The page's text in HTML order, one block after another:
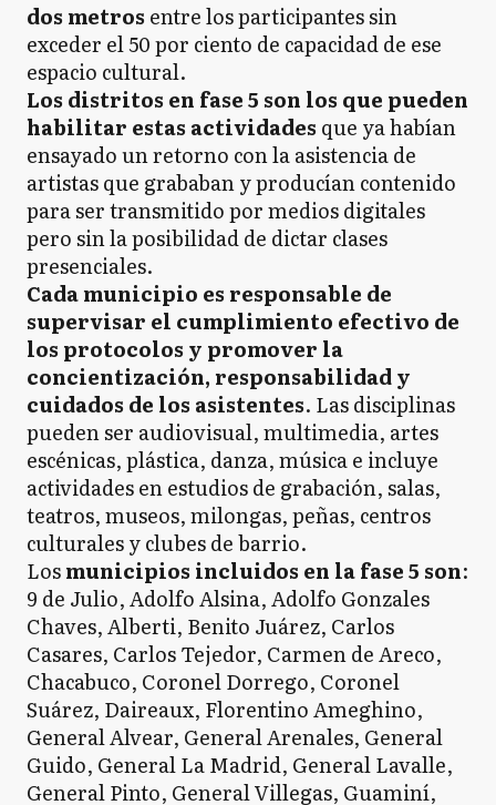
dos metros entre los participantes sin
exceder el 50 por ciento de capacidad de ese
espacio cultural.
Los distritos en fase 5 son los que pueden
habilitar estas actividades que ya habían
ensayado un retorno con la asistencia de
artistas que grababan y producían contenido
para ser transmitido por medios digitales
pero sin la posibilidad de dictar clases
presenciales.
Cada municipio es responsable de
supervisar el cumplimiento efectivo de
los protocolos y promover la
concientización, responsabilidad y
cuidados de los asistentes. Las disciplinas
pueden ser audiovisual, multimedia, artes
escénicas, plástica, danza, música e incluye
actividades en estudios de grabación, salas,
teatros, museos, milongas, peñas, centros
culturales y clubes de barrio.
Losmunicipios incluidos en la fase 5 son:
9 de Julio, Adolfo Alsina, Adolfo Gonzales
Chaves, Alberti, Benito Juárez, Carlos
Casares, Carlos Tejedor, Carmen de Areco,
Chacabuco, Coronel Dorrego, Coronel
Suárez, Daireaux, Florentino Ameghino,
General Alvear, General Arenales, General
Guido, General La Madrid, General Lavalle,
General Pinto, General Villegas, Guaminí,